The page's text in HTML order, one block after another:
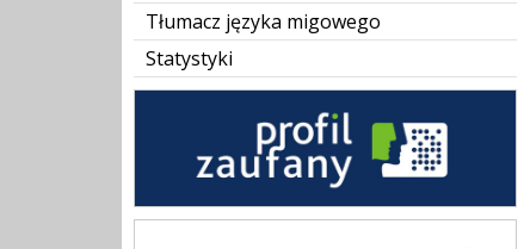
Tłumacz języka migowego
Statystyki